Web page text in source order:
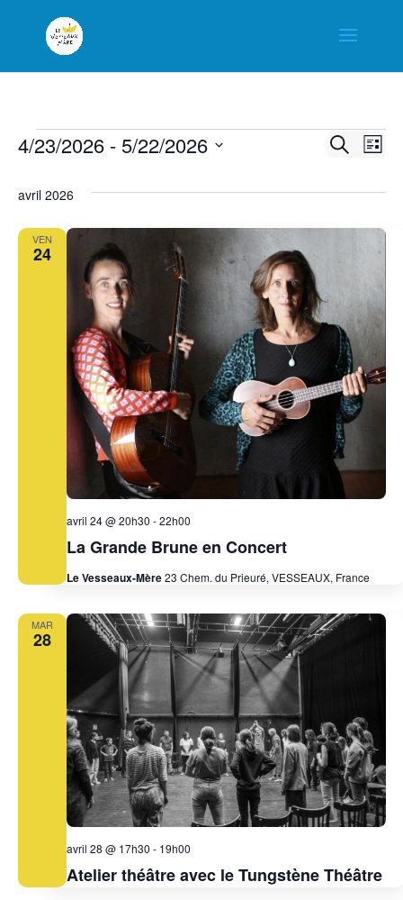
Évènements
et
vues
Recherche
de
Liste
4/23/2026 - 5/22/2026
une
date.
avril 2026
VEN
24
La Grande Brune en Concert
avril 24 @ 20h30 -22h00
Le Vesseaux-Mère23 Chem. du Prieuré, VESSEAUX, France
MAR
28
Atelier théâtre avec le Tungstène Théâtre
avril 28 @ 17h30 - 19h00